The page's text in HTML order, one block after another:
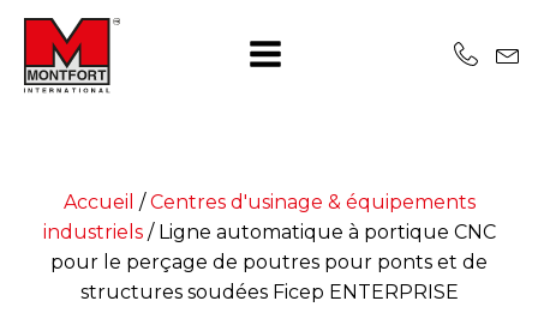
Accueil /Centres d'usinage & équipements
industriels/ Ligne automatique à portique CNC
pour le perçage de poutres pour ponts et de
structures soudées Ficep ENTERPRISE